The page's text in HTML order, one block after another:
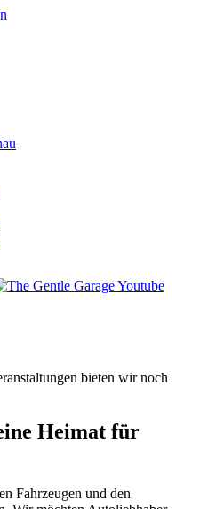
bieten wir noch
Heimat für
Fahrzeugen und den